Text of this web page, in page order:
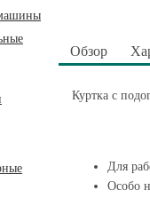
Обзор
Куртка с
Для
Особо